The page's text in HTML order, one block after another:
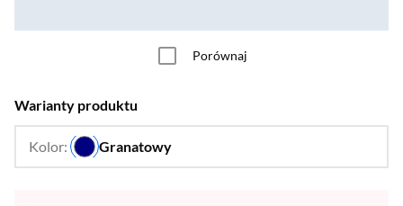
Porównaj
Warianty produktu
Kolor: Granatowy
…